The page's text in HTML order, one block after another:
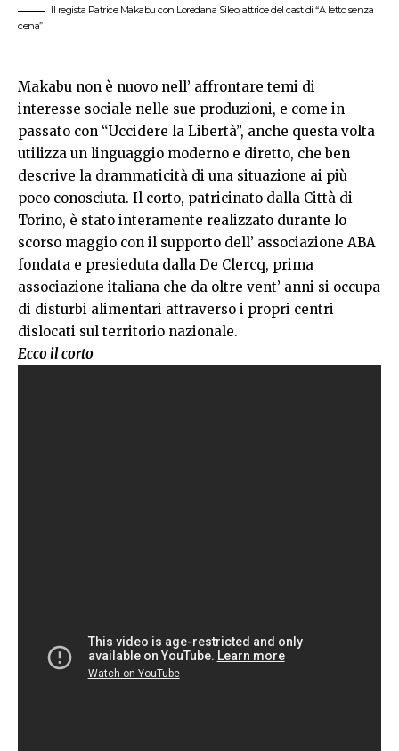
Il regista Patrice Makabu con Loredana Sileo, attrice del cast di “A letto senza
cena”
Makabu non è nuovo nell’ affrontare temi di
interesse sociale nelle sue produzioni, e come in
passato con “Uccidere la Libertà”, anche questa volta
utilizza un linguaggio moderno e diretto, che ben
descrive la drammaticità di una situazione ai più
poco conosciuta. Il corto, patricinato dalla Città di
Torino, è stato interamente realizzato durante lo
scorso maggio con il supporto dell’ associazione ABA
fondata e presieduta dalla De Clercq, prima
associazione italiana che da oltre vent’ anni si occupa
di disturbi alimentari attraverso i propri centri
dislocati sul territorio nazionale.
Ecco il corto